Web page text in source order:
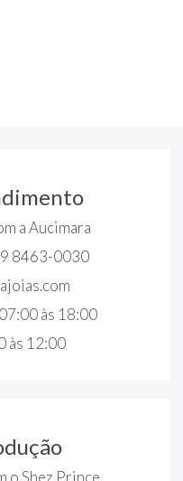
a Aucimara
8463-0030
às 18:00
às 12:00
o Shez Prince